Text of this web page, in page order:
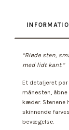
“Bløde sten,
med lidt kant.”
Et detaljeret
månesten,
kæder. Stenene
skinnende
bevægelse.